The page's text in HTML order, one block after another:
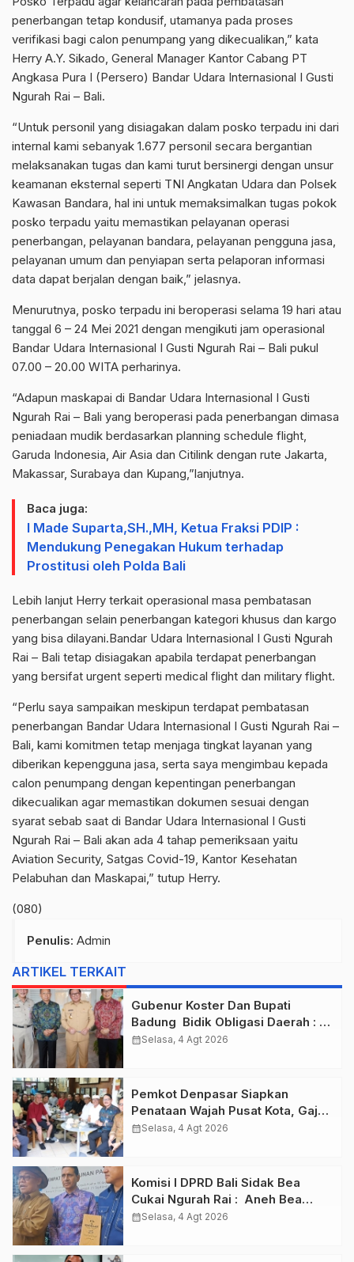
penerbangan tetap kondusif, utamanya pada proses
verifikasi bagi calon penumpang yang dikecualikan,” kata
Herry A.Y. Sikado, General Manager Kantor Cabang PT
Angkasa Pura I (Persero) Bandar Udara Internasional I Gusti
Ngurah Rai – Bali.
“Untuk personil yang disiagakan dalam posko terpadu ini dari
internal kami sebanyak 1.677 personil secara bergantian
melaksanakan tugas dan kami turut bersinergi dengan unsur
keamanan eksternal seperti TNI Angkatan Udara dan Polsek
Kawasan Bandara, hal ini untuk memaksimalkan tugas pokok
posko terpadu yaitu memastikan pelayanan operasi
penerbangan, pelayanan bandara, pelayanan pengguna jasa,
pelayanan umum dan penyiapan serta pelaporan informasi
data dapat berjalan dengan baik,” jelasnya.
Menurutnya, posko terpadu ini beroperasi selama 19 hari atau
tanggal 6 – 24 Mei 2021 dengan mengikuti jam operasional
Bandar Udara Internasional I Gusti Ngurah Rai – Bali pukul
07.00 – 20.00 WITA perharinya.
“Adapun maskapai di Bandar Udara Internasional I Gusti
Ngurah Rai – Bali yang beroperasi pada penerbangan dimasa
peniadaan mudik berdasarkan planning schedule flight,
Garuda Indonesia, Air Asia dan Citilink dengan rute Jakarta,
Makassar, Surabaya dan Kupang,”lanjutnya.
Baca juga:
I Made Suparta,SH.,MH, Ketua Fraksi PDIP :
Mendukung Penegakan Hukum terhadap
Prostitusi oleh Polda Bali
Lebih lanjut Herry terkait operasional masa pembatasan
penerbangan selain penerbangan kategori khusus dan kargo
yang bisa dilayani.Bandar Udara Internasional I Gusti Ngurah
Rai – Bali tetap disiagakan apabila terdapat penerbangan
yang bersifat urgent seperti medical flight dan military flight.
“Perlu saya sampaikan meskipun terdapat pembatasan
penerbangan Bandar Udara Internasional I Gusti Ngurah Rai –
Bali, kami komitmen tetap menjaga tingkat layanan yang
diberikan kepengguna jasa, serta saya mengimbau kepada
calon penumpang dengan kepentingan penerbangan
dikecualikan agar memastikan dokumen sesuai dengan
syarat sebab saat di Bandar Udara Internasional I Gusti
Ngurah Rai – Bali akan ada 4 tahap pemeriksaan yaitu
Aviation Security, Satgas Covid-19, Kantor Kesehatan
Pelabuhan dan Maskapai,” tutup Herry.
(080)
Penulis: Admin
ARTIKEL TERKAIT
Gubenur Koster Dan Bupati
Badung Bidik Obligasi Daerah :
Gaspol Bangun Infrastruktur
calendar_monthSelasa, 4 Agt 2026
Pemkot Denpasar Siapkan
Penataan Wajah Pusat Kota, Gajah
Mada Jadi Salah Satu Kawasan
calendar_monthSelasa, 4 Agt 2026
Komisi I DPRD Bali Sidak Bea
Cukai Ngurah Rai : Aneh Bea
Cukai Tolak berikan List Data
calendar_monthSelasa, 4 Agt 2026